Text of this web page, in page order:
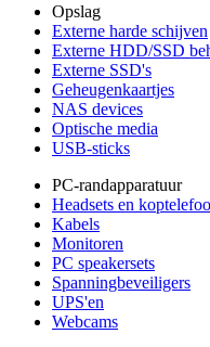
Opslag
Externe harde schijven
Externe HDD/SSD
Externe SSD's
Geheugenkaartjes
NAS devices
Optische media
USB-sticks
PC-randapparatuur
Headsets en
Kabels
Monitoren
PC speakersets
Spanningbeveiligers
UPS'en
Webcams